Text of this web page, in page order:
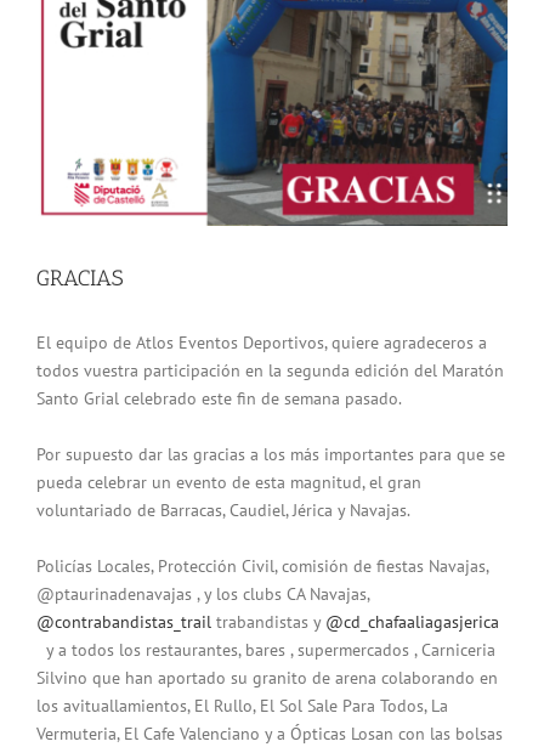
grande
GRACIAS
El equipo de Atlos Eventos Deportivos, quiere agradeceros a
todos vuestra participación en la segunda edición del Maratón
Santo Grial celebrado este fin de semana pasado.
Por supuesto dar las gracias a los más importantes para que se
pueda celebrar un evento de esta magnitud, el gran
voluntariado de Barracas, Caudiel, Jérica y Navajas.
Policías Locales, Protección Civil, comisión de fiestas Navajas,
@ptaurinadenavajas , y los clubs CA Navajas,
@contrabandistas_trail trabandistas y @cd_chafaaliagasjerica
y a todos los restaurantes, bares , supermercados , Carniceria
Silvino que han aportado su granito de arena colaborando en
los avituallamientos, El Rullo, El Sol Sale Para Todos, La
Vermuteria, El Cafe Valenciano y a Ópticas Losan con las bolsas